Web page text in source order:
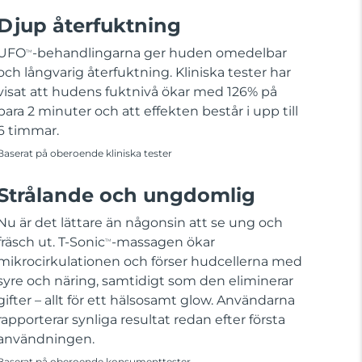
återfuktning
TM -behandlingarna ger huden omedelbar
långvarig återfuktning. Kliniska tester har
att hudens fuktnivå ökar med 126% på
2 minuter och att effekten består i upp till
timmar.
på oberoende kliniska tester
och ungdomlig
är det lättare än någonsin att se ung och
ut. T-SonicTM -massagen ökar
och förser hudcellerna med
och näring, samtidigt som den eliminerar
– allt för ett hälsosamt glow. Användarna
synliga resultat redan efter första